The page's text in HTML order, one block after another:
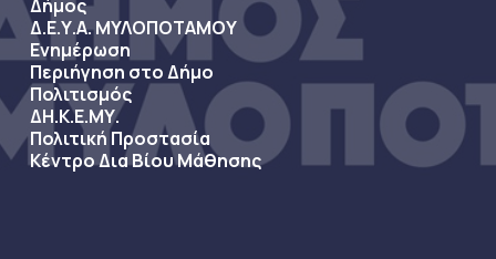
Δήμος
Δ.Ε.Υ.Α. ΜΥΛΟΠΟΤΑΜΟΥ
Ενημέρωση
Περιήγηση στο Δήμο
Πολιτισμός
ΔΗ.Κ.Ε.ΜΥ.
Πολιτική Προστασία
Κέντρο Δια Βίου Μάθησης